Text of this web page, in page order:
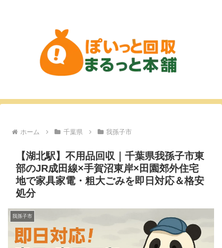
ホーム 千葉県 我孫子市
【湖北駅】不用品回収｜千葉県我孫子市東
部のJR成田線×手賀沼東岸×田園郊外住宅
地で家具家電・粗大ごみを即日対応＆格安
処分
我孫子市